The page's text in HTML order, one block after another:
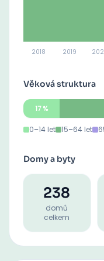
2018 2019
Věková struktura
17%
0–14 let 15–64 let
Domy a byty
238
domů
celkem